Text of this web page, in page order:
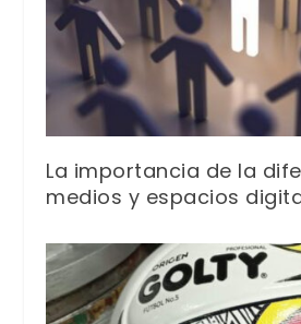
La importancia de la
medios y espacios